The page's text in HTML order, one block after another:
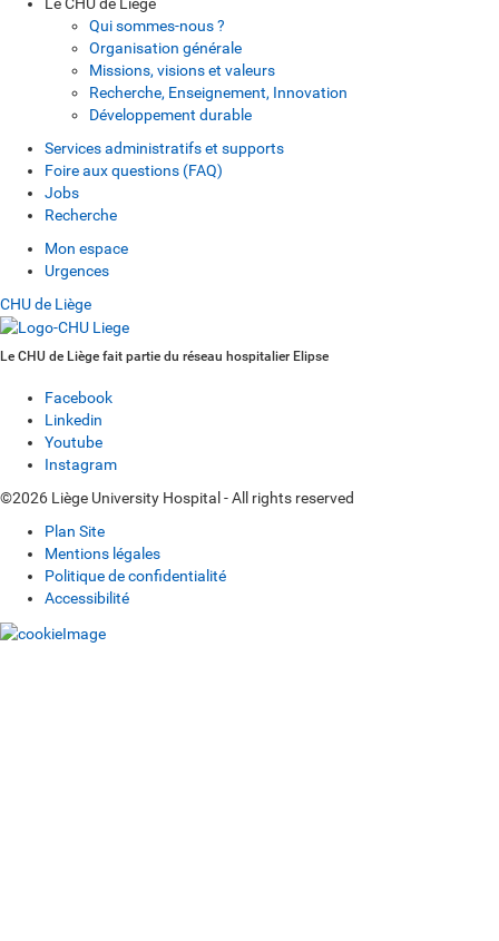
Qui sommes-nous ?
Organisation générale
Missions, visions et valeurs
Recherche, Enseignement, Innovation
Développement durable
Services administratifs et supports
Foire aux questions (FAQ)
Jobs
Recherche
Mon espace
Urgences
CHU de Liège
Le CHU de Liège fait partie du réseau hospitalier Elipse
Facebook
Linkedin
Youtube
Instagram
©2026 Liège University Hospital - All rights reserved
Plan Site
Mentions légales
Politique de confidentialité
Accessibilité